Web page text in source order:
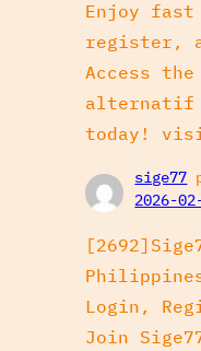
Enjoy
register,
Access
alternatif
today!
sige77
2026-
Login,
Join